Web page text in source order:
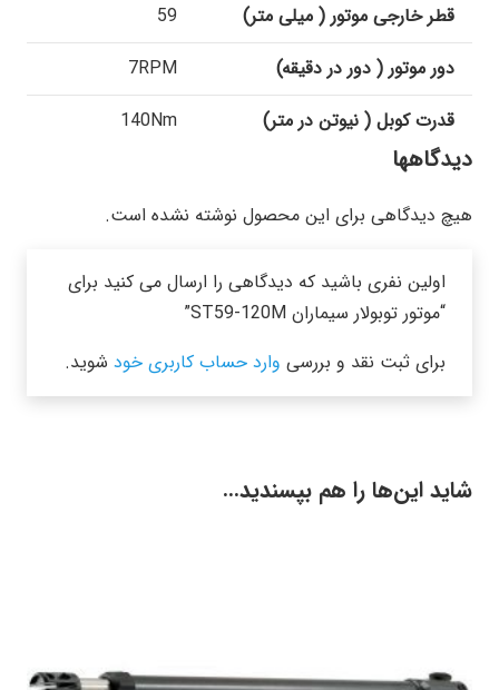
قطر خارجی موتور ( میلی متر)
59
دور موتور ( دور در دقیقه)
7RPM
قدرت کوبل ( نیوتن در متر)
140Nm
دیدگاهها
هیچ دیدگاهی برای این محصول نوشته نشده است.
اولین نفری باشید که دیدگاهی را ارسال می کنید برای
“موتور توبولار سیماران ST59-120M”
برای ثبت نقد و بررسی وارد حساب کاربری خود شوید.
شاید این‌ها را هم بپسندید…